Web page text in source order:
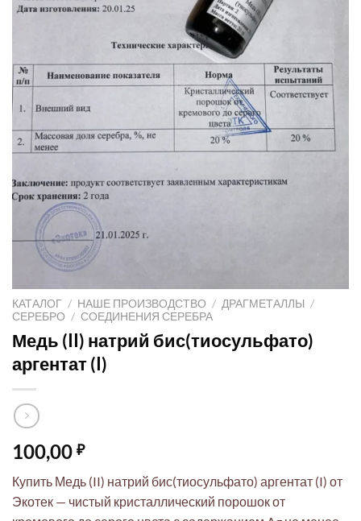
КАТАЛОГ / НАШЕ ПРОИЗВОДСТВО / ДРАГМЕТАЛЛЫ /
СЕРЕБРО / СОЕДИНЕНИЯ СЕРЕБРА
Медь (II) натрий бис(тиосульфато)
аргентат (I)
100,00 ₽
Купить Медь (II) натрий бис(тиосульфато) аргентат (I) от
Экотек — чистый кристаллический порошок от